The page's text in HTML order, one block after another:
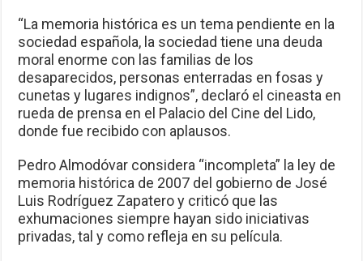
“La memoria histórica es un tema pendiente en la
sociedad española, la sociedad tiene una deuda
moral enorme con las familias de los
desaparecidos, personas enterradas en fosas y
cunetas y lugares indignos”, declaró el cineasta en
rueda de prensa en el Palacio del Cine del Lido,
donde fue recibido con aplausos.
Pedro Almodóvar considera “incompleta” la ley de
memoria histórica de 2007 del gobierno de José
Luis Rodríguez Zapatero y criticó que las
exhumaciones siempre hayan sido iniciativas
privadas, tal y como refleja en su película.